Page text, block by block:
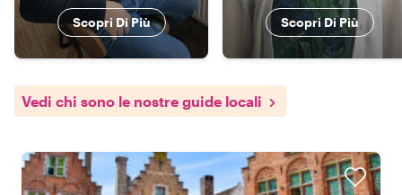
Scopri Di Più Scopri Di Più
Vedi chi sono le nostre guide locali